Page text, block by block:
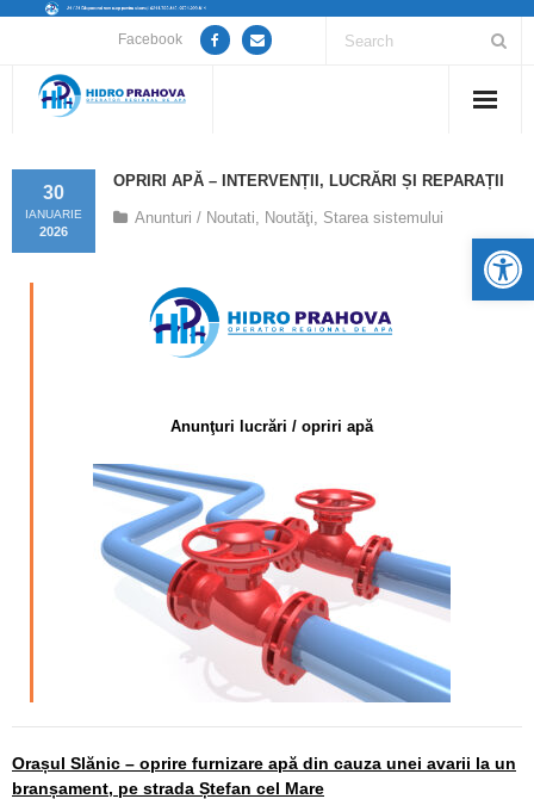
Facebook
Despre noi
Guvernanță Corporativă
Informații de interes public
Calitatea apei
OPRIRI APĂ – INTERVENȚII, LUCRĂRI ȘI REPARAȚII
30
IANUARIE
2026
Anunturi / Noutati, Noutăţi, Starea sistemului
Anunţuri lucrări / opriri apă
Orașul Slănic – oprire furnizare apă din cauza unei avarii la un
branșament, pe strada Ștefan cel Mare